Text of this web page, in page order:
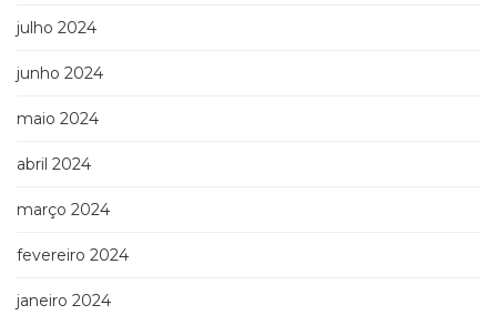
julho 2024
junho 2024
maio 2024
abril 2024
março 2024
fevereiro 2024
janeiro 2024